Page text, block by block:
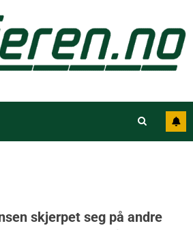
skjerpet seg på andre